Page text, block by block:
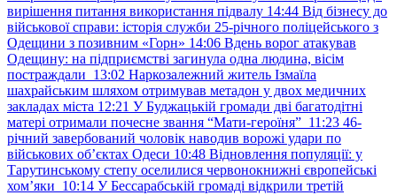
вирішення питання використання підвалу 14:44 Від бізнесу до
військової справи: історія служби 25-річного поліцейського з
Одещини з позивним «Горн» 14:06 Вдень ворог атакував
Одещину: на підприємстві загинула одна людина, вісім
постраждали 13:02 Наркозалежний житель Ізмаїла
шахрайським шляхом отримував метадон у двох медичних
закладах міста 12:21 У Буджацькій громади дві багатодітні
матері отримали почесне звання “Мати-героїня” 11:23 46-
річний завербований чоловік наводив ворожі удари по
військових обʼєктах Одеси 10:48 Відновлення популяції: у
Тарутинському степу оселилися червонокнижні європейські
хом’яки 10:14 У Бессарабській громаді відкрили третій